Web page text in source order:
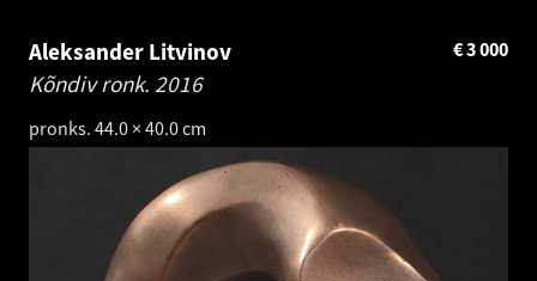
Aleksander Litvinov
Kõndiv ronk. 2016
pronks. 44.0 × 40.0 cm
3 000
€